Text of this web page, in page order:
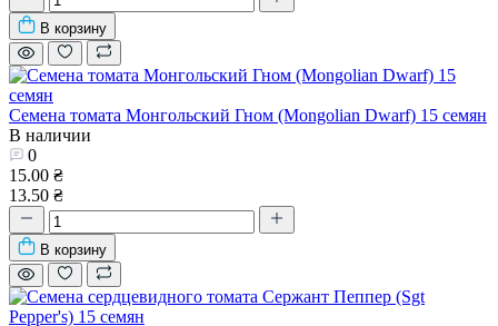
В корзину
Семена томата Монгольский Гном (Mongolian Dwarf) 15 семян
В наличии
0
15.00 ₴
13.50 ₴
В корзину